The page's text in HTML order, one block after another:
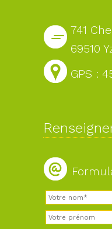
741
69510
GPS :